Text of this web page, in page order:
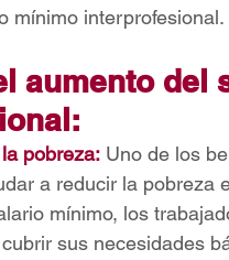
mínimo interprofesional.
aumento del
pobreza: Uno de los
a reducir la pobreza
mínimo, los
sus necesidades